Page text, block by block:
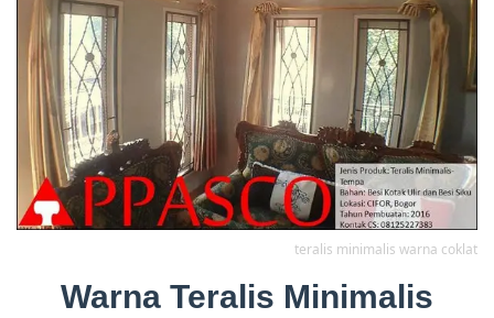
teralis minimalis warna coklat
Warna Teralis Minimalis